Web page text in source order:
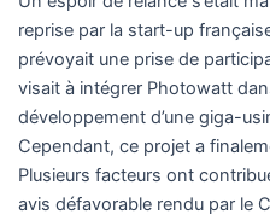
reprise par la start-up
prévoyait une prise de
visait à intégrer Photowatt
développement d’une giga-
Cependant, ce projet a
Plusieurs facteurs ont
avis défavorable rendu par le